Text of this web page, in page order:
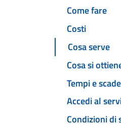
Come fare
Costi
Cosa serve
Cosa si
Tempi e
Accedi al
Condizioni di